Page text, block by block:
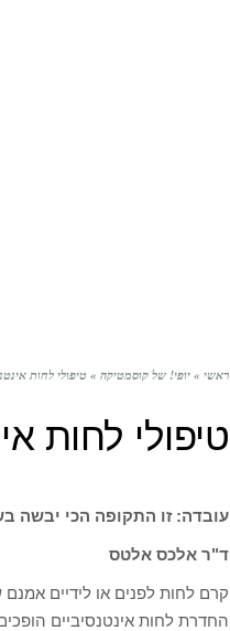
ראשי » יופי! של קוסמטיקה » טיפולי לחות
טיפולי לחות
עובדה: זו התקופה הכי יבשה
ד"ר אלכס אלטס
קרם לחות לפנים או לידיים
החדרת לחות אינטנסיביים